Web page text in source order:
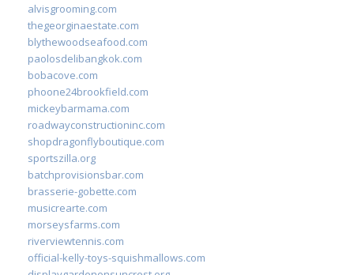
alvisgrooming.com
thegeorginaestate.com
blythewoodseafood.com
paolosdelibangkok.com
bobacove.com
phoone24brookfield.com
mickeybarmama.com
roadwayconstructioninc.com
shopdragonflyboutique.com
sportszilla.org
batchprovisionsbar.com
brasserie-gobette.com
musicrearte.com
morseysfarms.com
riverviewtennis.com
official-kelly-toys-squishmallows.com